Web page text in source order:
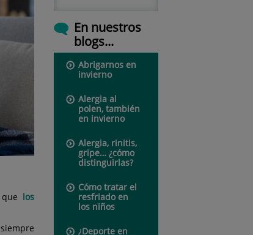
los
En nuestros
blogs...
Abrigarnos en
invierno
Alergia al
polen, también
en invierno
Alergia, rinitis,
gripe… ¿cómo
distinguirlas?
Cómo tratar el
resfriado en
los niños
¿Deporte en